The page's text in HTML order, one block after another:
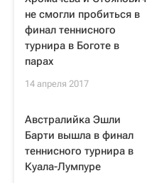
не смогли пробиться в
финал теннисного
турнира в Боготе в
парах
14 апреля 2017
Австралийка Эшли
Барти вышла в финал
теннисного турнира в
Куала-Лумпуре